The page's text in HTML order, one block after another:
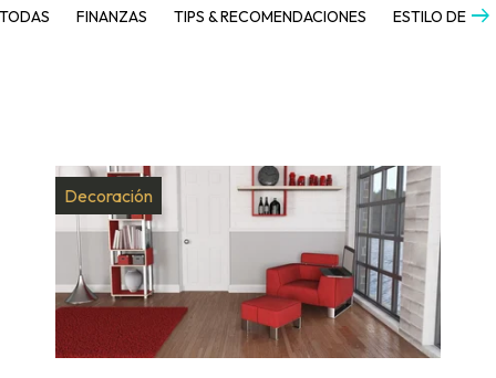
TODAS FINANZAS TIPS & RECOMENDACIONES ESTILO DE arrow_right_alt
Decoración